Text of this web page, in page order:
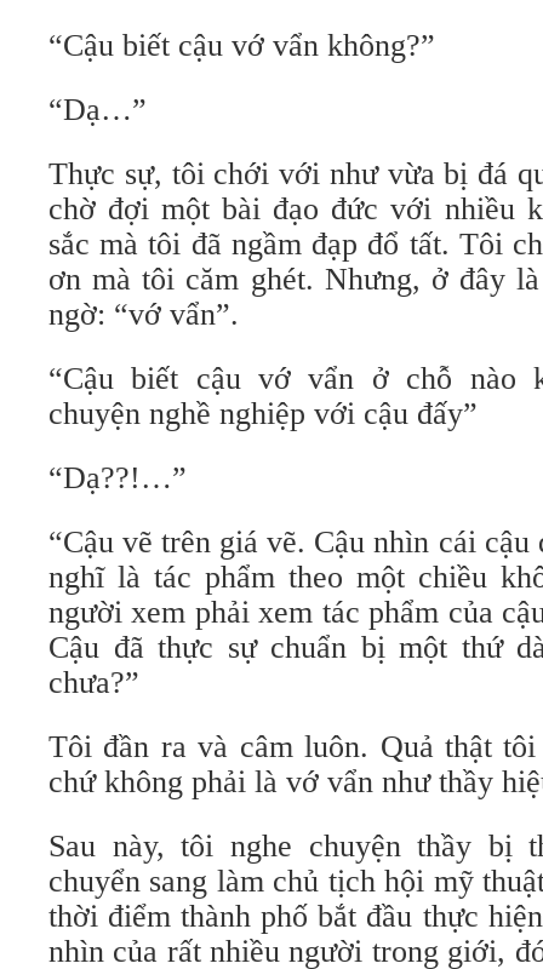
“Cậu biết cậu vớ vẩn không?”
“Dạ…”
Thực sự, tôi chới với như vừa bị đá
chờ đợi một bài đạo đức với nhiều
sắc mà tôi đã ngầm đạp đổ tất. Tôi
ơn mà tôi căm ghét. Nhưng, ở đây
ngờ: “vớ vẩn”.
“Cậu biết cậu vớ vẩn ở chỗ nào
chuyện nghề nghiệp với cậu đấy”
“Dạ??!…”
“Cậu vẽ trên giá vẽ. Cậu nhìn cái cậu
nghĩ là tác phẩm theo một chiều
người xem phải xem tác phẩm của
Cậu đã thực sự chuẩn bị một thứ
chưa?”
Tôi đần ra và câm luôn. Quả thật
chứ không phải là vớ vẩn như thầy
Sau này, tôi nghe chuyện thầy bị
chuyển sang làm chủ tịch hội mỹ
thời điểm thành phố bắt đầu thực
nhìn của rất nhiều người trong giới,